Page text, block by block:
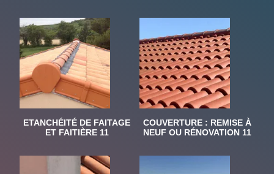
ETANCHÉITÉ DE FAITAGE
ET FAITIÈRE 11
COUVERTURE : REMISE À
NEUF OU RÉNOVATION 11